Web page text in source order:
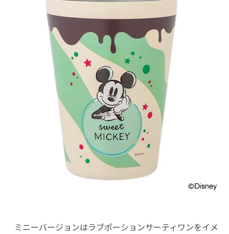
ミニーバージョンはラブポーションサーティワンをイメ